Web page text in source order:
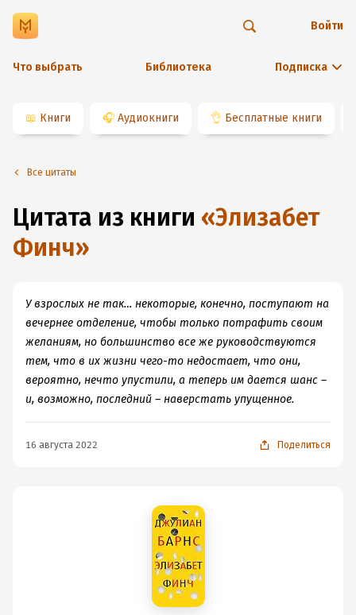
Что выбрать Библиотека Подписка
Войти
📖 Книги 🎧 Аудиокниги 👌 Бесплатные книги
Все цитаты
Цитата из книги «Элизабет
Финч»
У взрослых не так… некоторые, конечно, поступают на
вечернее отделение, чтобы только потрафить своим
желаниям, но большинство все же руководствуются
тем, что в их жизни чего-то недостает, что они,
вероятно, нечто упустили, а теперь им дается шанс –
и, возможно, последний – наверстать упущенное.
16 августа 2022 Поделиться